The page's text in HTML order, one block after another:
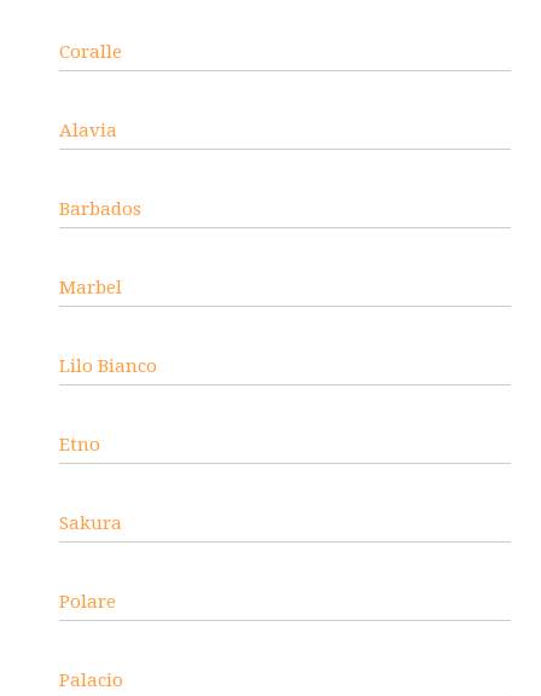
Coralle
Alavia
Barbados
Marbel
Lilo Bianco
Etno
Sakura
Polare
Palacio